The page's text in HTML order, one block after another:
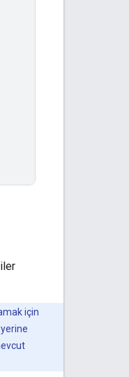
için
yerine